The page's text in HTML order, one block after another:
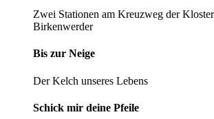
Zwei Stationen am Kreuzweg der
Birkenwerder
Bis zur Neige
Der Kelch unseres Lebens
Schick mir deine Pfeile